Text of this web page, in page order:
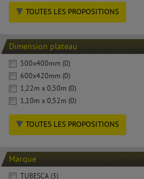
TOUTES LES PROPOSITIONS
Dimension plateau
500x400mm (0)
600x420mm (0)
1,22m x 0,50m (0)
1,10m x 0,52m (0)
TOUTES LES PROPOSITIONS
Marque
TUBESCA (3)